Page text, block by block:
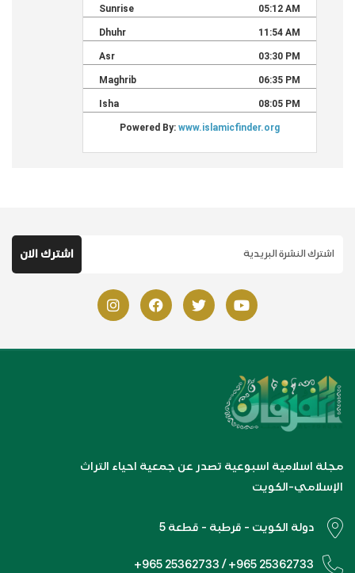
مجلة اسلامية اسبوعية تصدر عن جمعية احياء التراث
الإسلامي-الكويت
دولة الكويت - قرطبة - قطعة 5
+965 25362733 / +965 25362733